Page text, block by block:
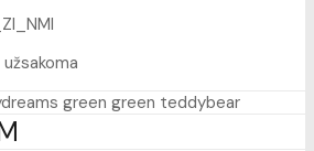
green green teddybear